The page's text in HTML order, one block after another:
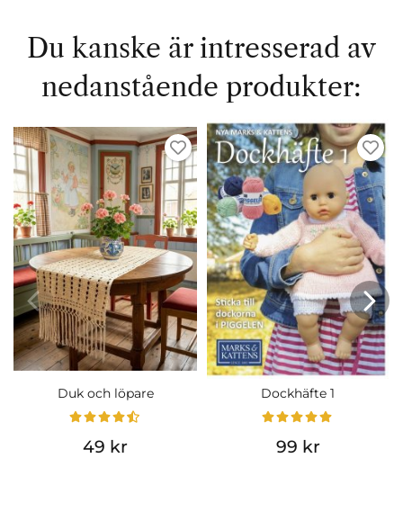
Du kanske är intresserad av
nedanstående produkter:
Duk och löpare
49 kr
Dockhäfte 1
99 kr